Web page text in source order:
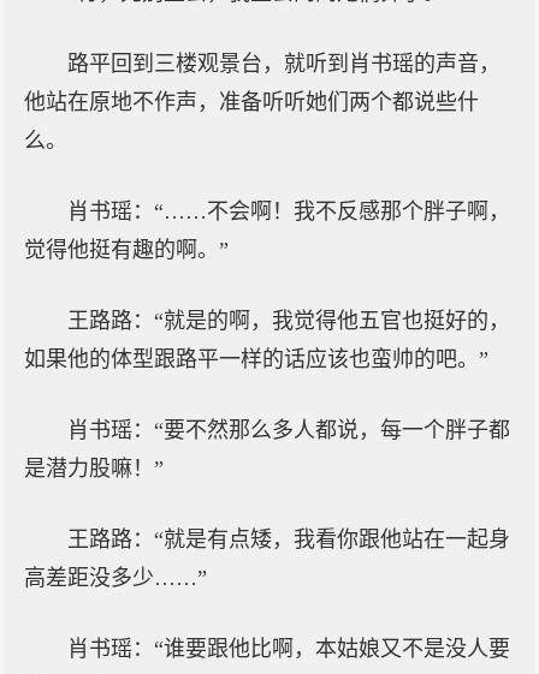
路平回到三楼观景台，就听到肖书瑶的声音，
他站在原地不作声，准备听听她们两个都说些什
么。
肖书瑶：“……不会啊！我不反感那个胖子啊，
觉得他挺有趣的啊。”
王路路：“就是的啊，我觉得他五官也挺好的，
如果他的体型跟路平一样的话应该也蛮帅的吧。”
肖书瑶：“要不然那么多人都说，每一个胖子都
是潜力股嘛！”
王路路：“就是有点矮，我看你跟他站在一起身
高差距没多少……”
肖书瑶：“谁要跟他比啊，本姑娘又不是没人要